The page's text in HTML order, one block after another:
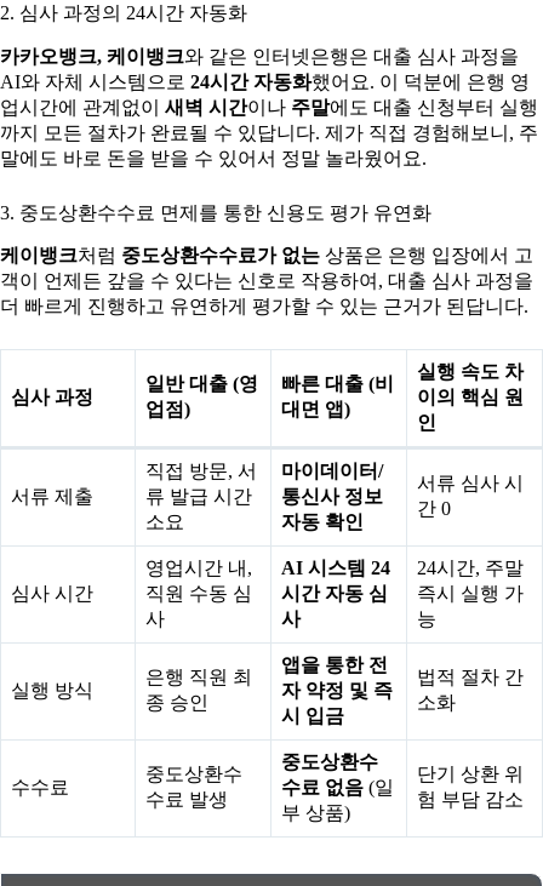
2. 심사 과정의 24시간 자동화
카카오뱅크, 케이뱅크와 같은 인터넷은행은 대출 심사 과정을
AI와 자체 시스템으로 24시간 자동화했어요. 이 덕분에 은행 영
업시간에 관계없이 새벽 시간이나 주말에도 대출 신청부터 실행
까지 모든 절차가 완료될 수 있답니다. 제가 직접 경험해보니, 주
말에도 바로 돈을 받을 수 있어서 정말 놀라웠어요.
3. 중도상환수수료 면제를 통한 신용도 평가 유연화
케이뱅크처럼 중도상환수수료가 없는 상품은 은행 입장에서 고
객이 언제든 갚을 수 있다는 신호로 작용하여, 대출 심사 과정을
더 빠르게 진행하고 유연하게 평가할 수 있는 근거가 된답니다.
심사 과정
일반 대출 (영
업점)
빠른 대출 (비
대면 앱)
실행 속도 차
이의 핵심 원
인
서류 제출
직접 방문, 서
류 발급 시간
소요
마이데이터/
통신사 정보
자동 확인
서류 심사 시
간 0
심사 시간
영업시간 내,
직원 수동 심
사
AI 시스템 24
시간 자동 심
사
24시간, 주말
즉시 실행 가
능
실행 방식
은행 직원 최
종 승인
앱을 통한 전
자 약정 및 즉
시 입금
법적 절차 간
소화
수수료
중도상환수
수료 발생
중도상환수
수료 없음 (일
부 상품)
단기 상환 위
험 부담 감소